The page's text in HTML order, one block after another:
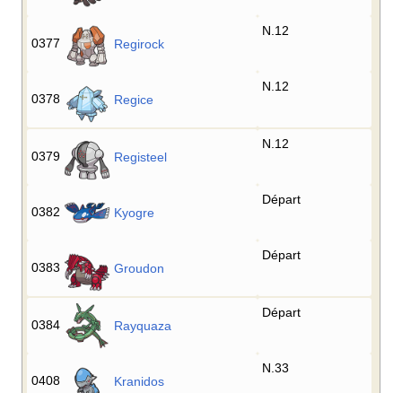
0377 Regirock
N.12
0378 Regice
N.12
0379 Registeel
N.12
0382 Kyogre
Départ
0383 Groudon
Départ
0384 Rayquaza
Départ
0408 Kranidos
N.33